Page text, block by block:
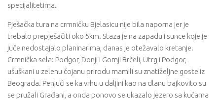
specijalitetima.
Pješačka tura na crmničku Bjelasicu nije bila naporna jer je
trebalo prepješačiti oko 5km. Staza je na zapadu i sunce koje je
juče nedostajalo planinarima, danas je otežavalo kretanje.
Crmnička sela: Podgor, Donji i Gornji Brčeli, Utrg i Podgor,
ušuškani u zelenu čojanu prirodu mamili su znatiželjne goste iz
Beograda. Penjući se ka vrhu u daljini kao na dlanu bajkovito su
se pružali Građani, a onda ponovo se ukazalo jezero sa kućama